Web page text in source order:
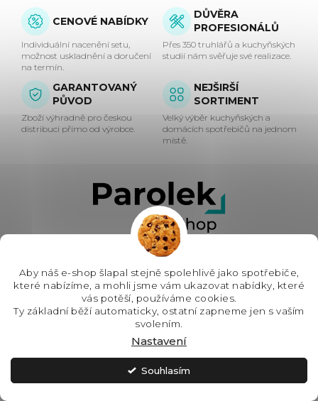
Aby náš e-shop šlapal stejně spolehlivě jako spotřebiče,
které nabízíme, a mohli jsme vám ukazovat nabídky, které
vás potěší, používáme cookies.
Ty základní běží automaticky, ostatní zapneme jen s vaším
svolením.
Nastavení
Souhlasím
l
á
a
c
p
r
v
k
y
v
ý
p
CENOVÉ NABÍDKY
Individuální nacenění setu,
možnost uskladnění a doručení
na termín.
DŮVĚRA
PROFESIONÁLŮ
Přes 350 truhlářů a kuchyňských
studií nám svěřuje své realizace.
GARANTOVANÝ
PŮVOD
Zboží výhradně pro českou
distribuci přímo od výrobce.
NEJŠIRŠÍ
SORTIMENT
Velký výběr kuchyňských a
domácích spotřebičů na jednom
místě.
á
a
(Po-Pá: 7:00 - 16:00)
info@parolek-shop.cz
O společnosti
Novinky z blogu